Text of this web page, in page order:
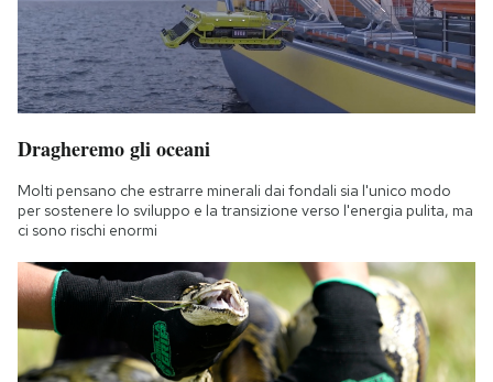
Dragheremo gli oceani
Molti pensano che estrarre minerali dai fondali sia l'unico modo
per sostenere lo sviluppo e la transizione verso l'energia pulita, ma
ci sono rischi enormi